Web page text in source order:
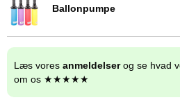
Ballonpumpe
Varenr 9838
Læs vores anmeldelserog se hvad
om os ★★★★★